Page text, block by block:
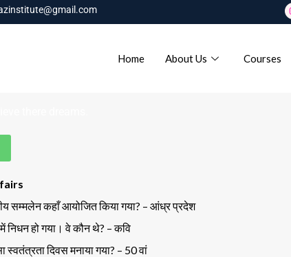
Home About Us Courses
सम्मलेन कहाँ आयोजित किया गया? – आंध्र प्रदेश
निधन हो गया। वे कौन थे? – कवि
दिवस मनाया गया? – 50 वां